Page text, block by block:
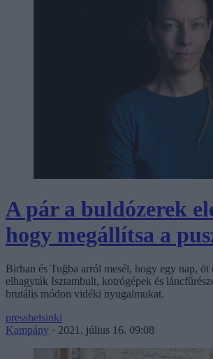
A pár a buldózerek
hogy megállítsa a
Birhan és Tuğba arról mesél, hogy egy nap,
elhagyták Isztambult, kotrógépek és
brutális módon vidéki nyugalmukat.
presshelsinki
Kampány · 2021. július 16. 09:08